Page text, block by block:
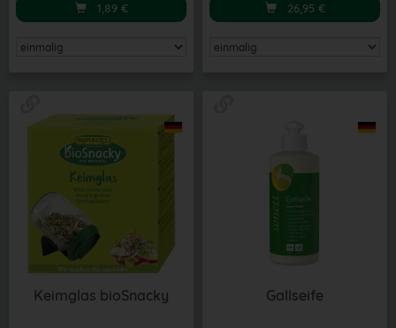
1,89 € 26,95 €
Keimglas bioSnacky Gallseife